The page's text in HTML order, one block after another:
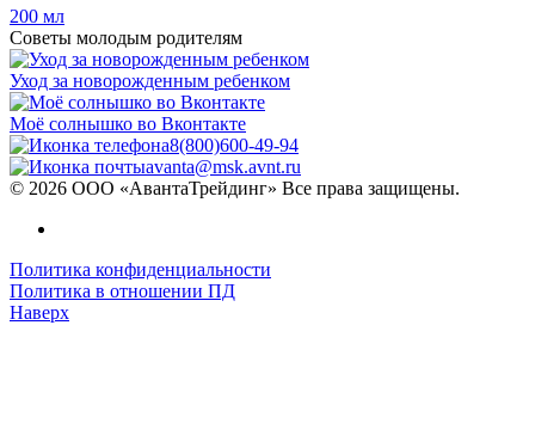
200 мл
Советы молодым родителям
Уход за новорожденным ребенком
Моё солнышко во Вконтакте
8(800)600-49-94
avanta@msk.avnt.ru
© 2026 ООО «АвантаТрейдинг» Все права защищены.
Политика конфиденциальности
Политика в отношении ПД
Наверх